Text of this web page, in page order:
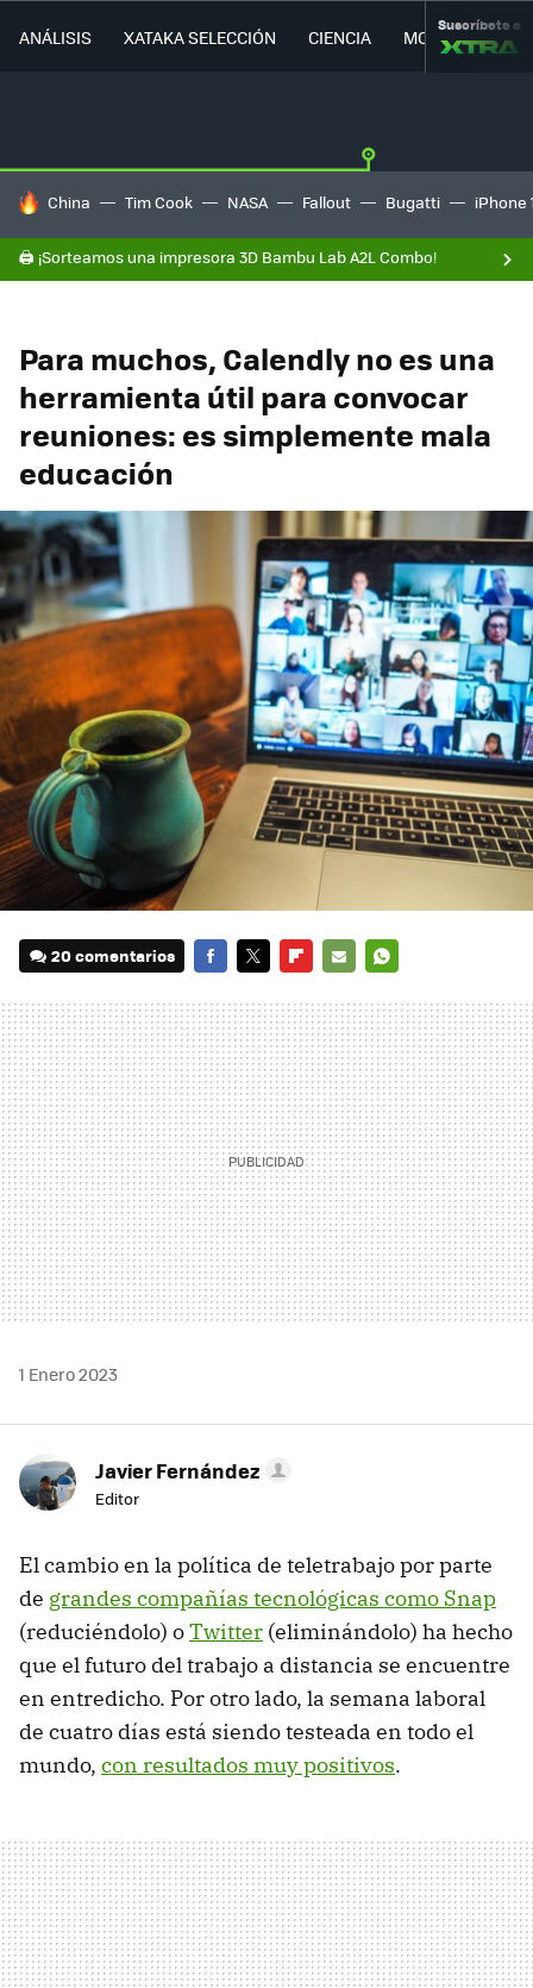
ANÁLISIS XATAKA SELECCIÓN CIENCIA MOVILIDAD
Suscríbete a
HOY SE HABLA DE
China Tim Cook NASA Fallout Bugatti iPhone
🖨️ ¡Sorteamos una impresora 3D Bambu Lab A2L Combo!
Para muchos, Calendly no es una
herramienta útil para convocar
reuniones: es simplemente mala
educación
20 comentarios
MAIL
1 Enero 2023
Javier Fernández
Editor
El cambio en la política de teletrabajo por parte
de grandes compañías tecnológicas como Snap
(reduciéndolo) oTwitter (eliminándolo) ha hecho
que el futuro del trabajo a distancia se encuentre
en entredicho. Por otro lado, la semana laboral
de cuatro días está siendo testeada en todo el
mundo, con resultados muy positivos.